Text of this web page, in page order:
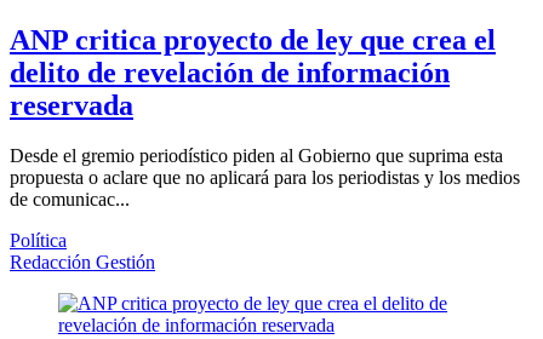
ANP critica proyecto de ley que crea el
delito de revelación de información
reservada
Desde el gremio periodístico piden al Gobierno que suprima esta
propuesta o aclare que no aplicará para los periodistas y los medios
de comunicac...
Política
Redacción Gestión